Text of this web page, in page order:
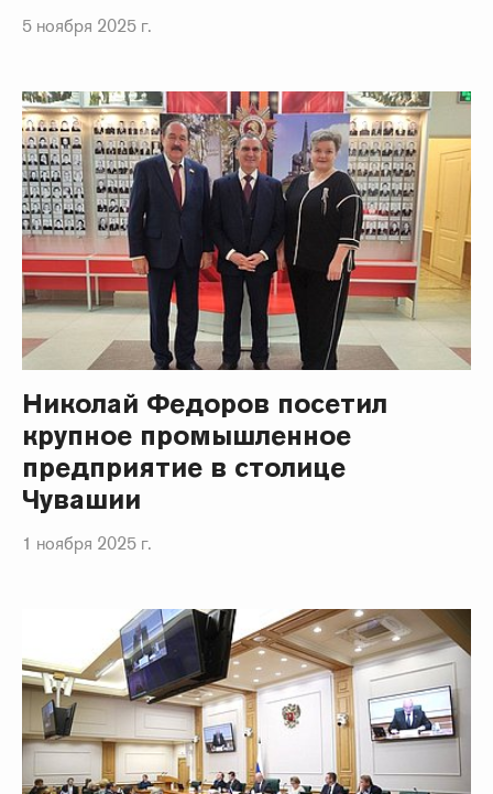
5 ноября 2025 г.
Николай Федоров посетил
крупное промышленное
предприятие в столице
Чувашии
1 ноября 2025 г.